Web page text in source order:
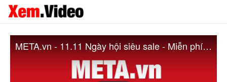
META.vn - 11.11 Ngày hội siêu sale - Miễn phí vận chuyển, Săn Flash Sale, Siêu giảm giá, Quà hấp dẫn